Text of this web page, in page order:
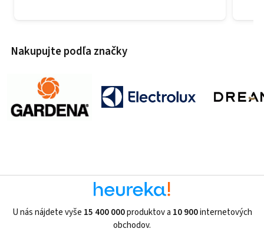
Nakupujte podľa značky
U nás nájdete vyše 15 400 000produktov a 10 900internetových
obchodov.